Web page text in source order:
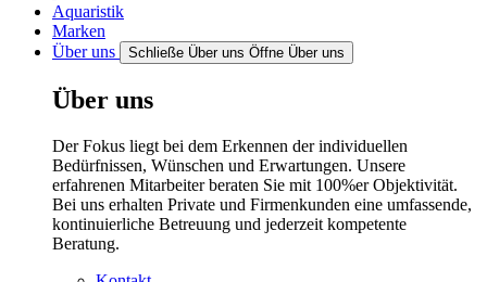
Aquaristik
Marken
Über uns
Schließe Über uns Öffne Über uns
Über uns
Der Fokus liegt bei dem Erkennen der individuellen
Bedürfnissen, Wünschen und Erwartungen. Unsere
erfahrenen Mitarbeiter beraten Sie mit 100%er Objektivität.
Bei uns erhalten Private und Firmenkunden eine umfassende,
kontinuierliche Betreuung und jederzeit kompetente
Beratung.